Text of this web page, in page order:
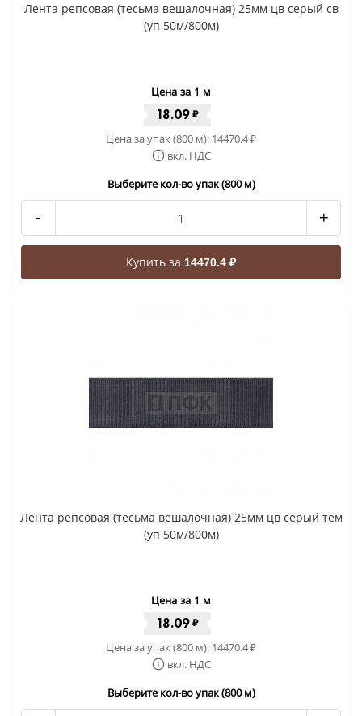
Лента репсовая (тесьма вешалочная) 25мм цв серый св
(уп 50м/800м)
Цена за 1 м
18.09 ₽
Цена за упак (800 м): 14470.4₽
вкл. НДС
Выберите кол-во упак (800 м)
- +
Купить за 14470.4 ₽
Лента репсовая (тесьма вешалочная) 25мм цв серый тем
(уп 50м/800м)
Цена за 1 м
18.09 ₽
Цена за упак (800 м): 14470.4₽
вкл. НДС
Выберите кол-во упак (800 м)